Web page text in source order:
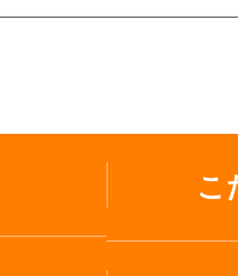
こ